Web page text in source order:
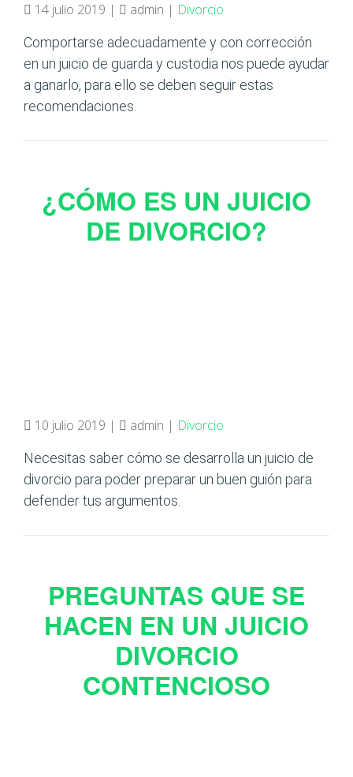
14 julio 2019 | admin | Divorcio
Comportarse adecuadamente y con corrección
en un juicio de guarda y custodia nos puede ayudar
a ganarlo, para ello se deben seguir estas
recomendaciones.
¿CÓMO ES UN JUICIO
DE DIVORCIO?
10 julio 2019 | admin | Divorcio
Necesitas saber cómo se desarrolla un juicio de
divorcio para poder preparar un buen guión para
defender tus argumentos.
PREGUNTAS QUE SE
HACEN EN UN JUICIO
DIVORCIO
CONTENCIOSO